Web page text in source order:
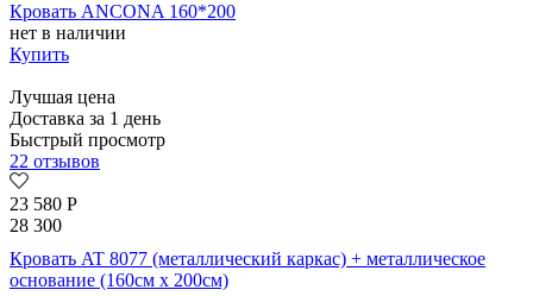
Кровать ANCONA 160*200
нет в наличии
Купить
Лучшая цена
Доставка за 1 день
Быстрый просмотр
22 отзывов
23 580 Р
28 300
Кровать AT 8077 (металлический каркас) + металлическое
основание (160см x 200см)